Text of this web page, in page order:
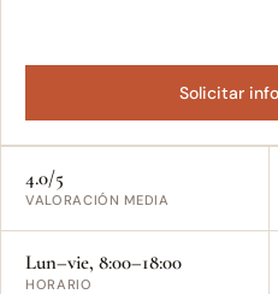
Solicitar
4.0/5
VALORACIÓN MEDIA
Lun–vie, 8:00–18:00
HORARIO